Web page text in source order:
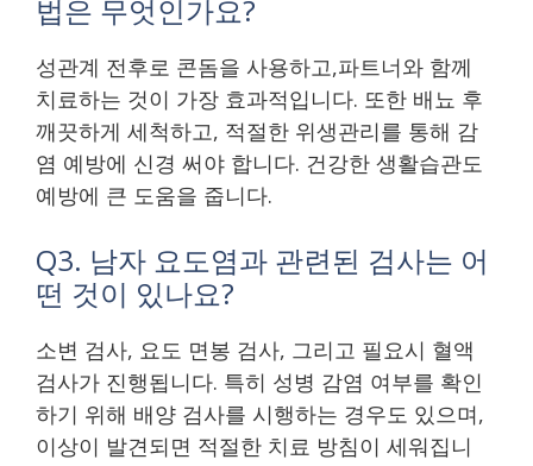
법은 무엇인가요?
성관계 전후로 콘돔을 사용하고,파트너와 함께
치료하는 것이 가장 효과적입니다. 또한 배뇨 후
깨끗하게 세척하고, 적절한 위생관리를 통해 감
염 예방에 신경 써야 합니다. 건강한 생활습관도
예방에 큰 도움을 줍니다.
Q3. 남자 요도염과 관련된 검사는 어
떤 것이 있나요?
소변 검사, 요도 면봉 검사, 그리고 필요시 혈액
검사가 진행됩니다. 특히 성병 감염 여부를 확인
하기 위해 배양 검사를 시행하는 경우도 있으며,
이상이 발견되면 적절한 치료 방침이 세워집니